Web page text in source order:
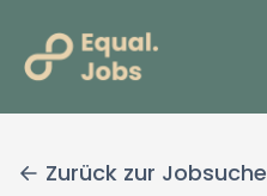
Zurück zur Jobsuche